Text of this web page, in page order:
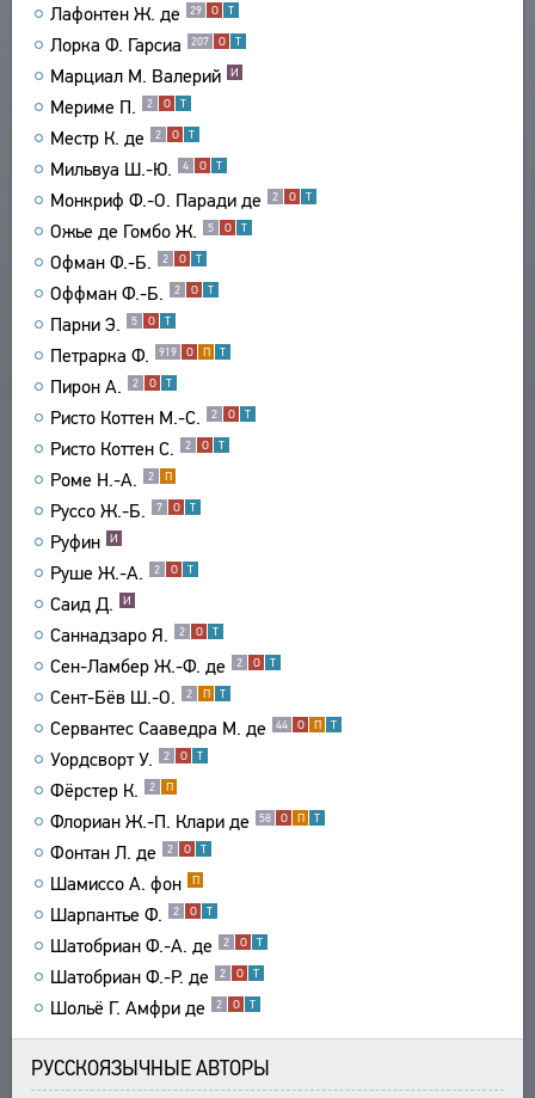
Лафонтен Ж. де 29 О Т
Лорка Ф. Гарсиа 207 О Т
Марциал М. Валерий И
Мериме П. 2 О Т
Местр К. де 2 О Т
Мильвуа Ш.-Ю. 4 О Т
Монкриф Ф.-О. Паради де 2 О Т
Ожье де Гомбо Ж. 5 О Т
Офман Ф.-Б. 2 О Т
Оффман Ф.-Б. 2 О Т
Парни Э. 5 О Т
Петрарка Ф. 919 О П Т
Пирон А. 2 О Т
Ристо Коттен М.-С. 2 О Т
Ристо Коттен С. 2 О Т
Роме Н.-А. 2 П
Руссо Ж.-Б. 7 О Т
Руфин И
Руше Ж.-А. 2 О Т
Саид Д. И
Саннадзаро Я. 2 О Т
Сен-Ламбер Ж.-Ф. де 2 О Т
Сент-Бёв Ш.-О. 2 П Т
Сервантес Сааведра М. де 44 О П Т
Уордсворт У. 2 О Т
Фёрстер К. 2 П
Флориан Ж.-П. Клари де 58 О П Т
Фонтан Л. де 2 О Т
Шамиссо А. фон П
Шарпантье Ф. 2 О Т
Шатобриан Ф.-А. де 2 О Т
Шатобриан Ф.-Р. де 2 О Т
Шольё Г. Амфри де 2 О Т
РУССКОЯЗЫЧНЫЕ АВТОРЫ
СВЯЗИ
СОЗДАТЕЛИ ПРОЕКТА